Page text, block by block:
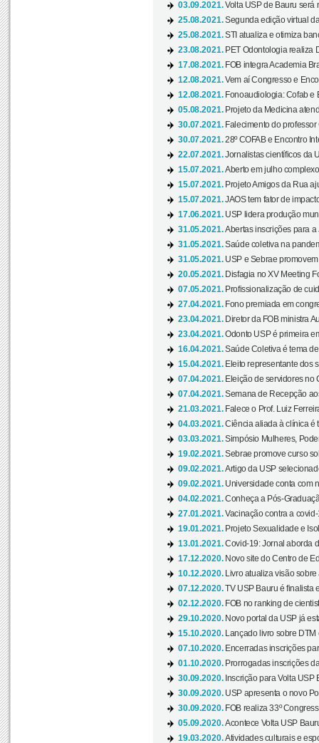
03.09.2021.Volta USP de Bauru será
25.08.2021.Segunda edição virtual
25.08.2021.STI atualiza e otimiza
23.08.2021. PET Odontologia realiza
17.08.2021. FOB integra Academia
12.08.2021.Vem aí Congresso e
12.08.2021. Fonoaudiologia: Cofab e
05.08.2021. Projeto da Medicina
30.07.2021. Falecimento do
30.07.2021.28º COFAB e Encontro
22.07.2021.Jornalistas científicos da
15.07.2021.Aberto em julho
15.07.2021. Projeto Amigos da Rua
15.07.2021.JAOS tem fator de
17.06.2021. USP lidera produção
31.05.2021.Abertas inscrições para
31.05.2021.Saúde coletiva na
31.05.2021. USP e Sebrae
20.05.2021. Disfagia no XV Meeting
07.05.2021. Profissionalização de
27.04.2021. Fono premiada em
23.04.2021. Diretor da FOB ministra
23.04.2021.Odonto USP é primeira
16.04.2021.Saúde Coletiva é tema
15.04.2021. Eleito representante dos
07.04.2021. Eleição de servidores no
07.04.2021.Semana de Recepção
21.03.2021. Falece o Prof. Luiz
04.03.2021.Ciência aliada à clínica é
03.03.2021.Simpósio Mulheres,
19.02.2021.Sebrae promove curso
09.02.2021.Artigo da USP
09.02.2021. Universidade conta com
04.02.2021.Conheça a Pós-
27.01.2021.Vacinação contra a
19.01.2021. Projeto Sexualidade e
13.01.2021.Covid-19: Jornal aborda
17.12.2020. Novo site do Centro de
10.12.2020.
Livro atualiza visão
07.12.2020.TV USP Bauru é finalista
02.12.2020. FOB no ranking de
29.10.2020. Novo portal da USP já
15.10.2020.
Lançado livro sobre
07.10.2020. Encerradas inscrições
01.10.2020. Prorrogadas inscrições
30.09.2020. Inscrição para Volta USP
30.09.2020. USP apresenta o novo
30.09.2020. FOB realiza 33º
05.09.2020.Acontece Volta USP
19.03.2020.Atividades culturais e